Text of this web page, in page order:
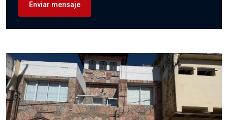
Enviar mensaje